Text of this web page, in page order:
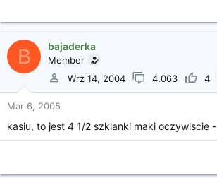
B bajaderka
Member
Wrz 14, 2004
4,063 4
Mar 6, 2005
kasiu, to jest 4 1/2 szklanki maki oczywiscie